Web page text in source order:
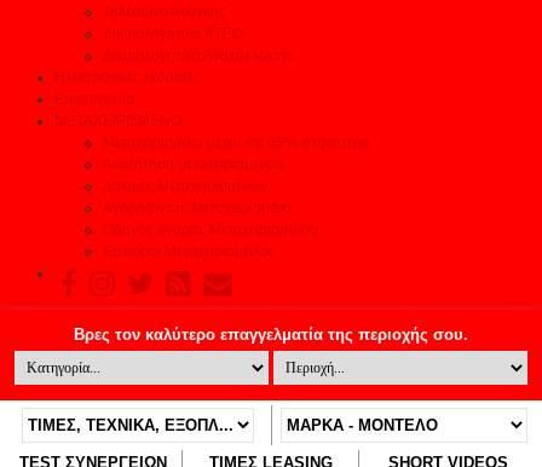
Τηλέφωνα Ανάγκης
Δικαιολογητικά ΚΤΕΟ
Δικαιολογητικά Ανακύκλωσης
Ηλεκτρονικές εκδόσεις
Επικοινωνία
ΜΕΤΑΧΕΙΡΙΣΜΕΝΟ
Μεταχειρισμένα μέχρι και 35% φτηνότερα
Αναζήτηση μεταχειρισμένου
Δοκιμές Μεταχειρισμένων
Αγοράζοντας Μεταχειρισμένο
Οδηγός Αγοράς Μεταχειρισμένου
Έμποροι Μεταχειρισμένων
TEST ΣΥΝΕΡΓΕΙΩΝ ΤΙΜΕΣ LEASING SHORT VIDEOS